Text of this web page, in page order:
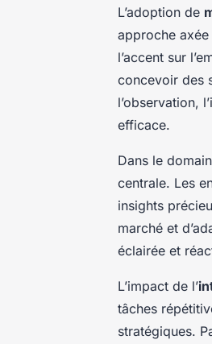
L’adoption de
approche axée
l’accent sur
concevoir des
l’observation,
efficace.
Dans le
centrale. Les
insights
marché et
éclairée et
L’impact de l’
tâches
stratégiques.